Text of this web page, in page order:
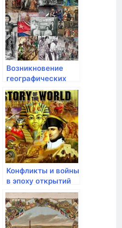
Возникновение
географических
открытий в эпоху
открытий
Конфликты и войны
в эпоху открытий